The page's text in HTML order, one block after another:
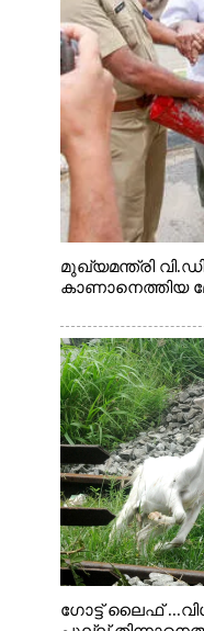
മുഖ്യമന്ത്രി
കാണാനെത്തിയ
ഗോട്ട് ലൈഫ്